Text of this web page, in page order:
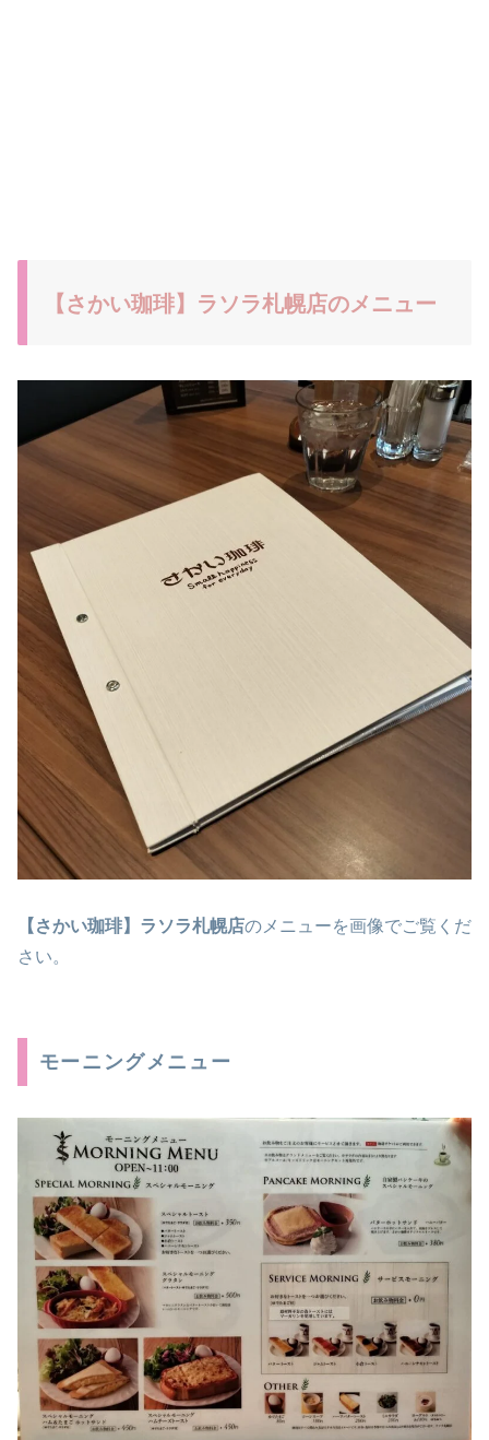
【さかい珈琲】ラソラ札幌店のメニュー
【さかい珈琲】ラソラ札幌店のメニューを画像でご覧くだ
さい。
モーニングメニュー